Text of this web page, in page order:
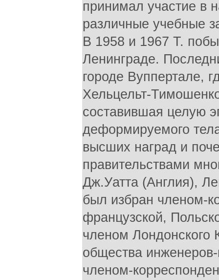
принимал участие в
различные учебные
В 1958 и 1967 Т.
Ленинграде.
городе Вуппертале,
Хельцельт-
составившая целую
деформируемого
высших наград и
правительствами
Дж.Уатта (Англия),
был избран членом-
французской,
членом Лондонского
общества
членом-